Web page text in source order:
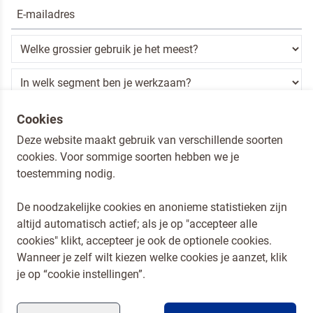
Ik ben een horeca professional
Door op versturen te klikken, ga je akkoord metonze voorwaarden.
Dr. Oetker Nederland
Koopmans Professioneel
Privacy en Cookies
Cookies
Deze website maakt gebruik van verschillende soorten
cookies. Voor sommige soorten hebben we je
toestemming nodig.
De noodzakelijke cookies en anonieme statistieken zijn
altijd automatisch actief; als je op "accepteer alle
cookies" klikt, accepteer je ook de optionele cookies.
Wanneer je zelf wilt kiezen welke cookies je aanzet, klik
je op “cookie instellingen”.